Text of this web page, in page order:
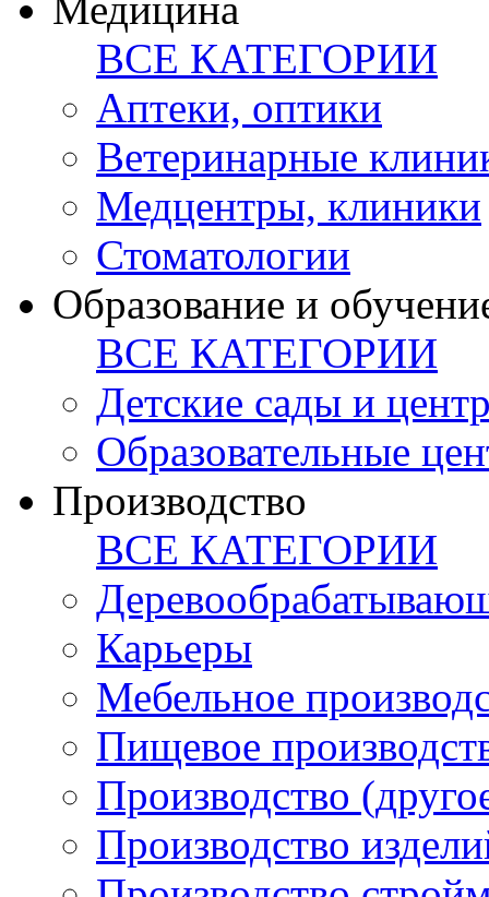
ВСЕ КАТЕГОРИИ
Аптеки, оптики
Ветеринарные
Медцентры, клиники
Стоматологии
Образование и
ВСЕ КАТЕГОРИИ
Детские сады и
Образовательные
Производство
ВСЕ КАТЕГОРИИ
Карьеры
Мебельное
Пищевое
Производство
Производство